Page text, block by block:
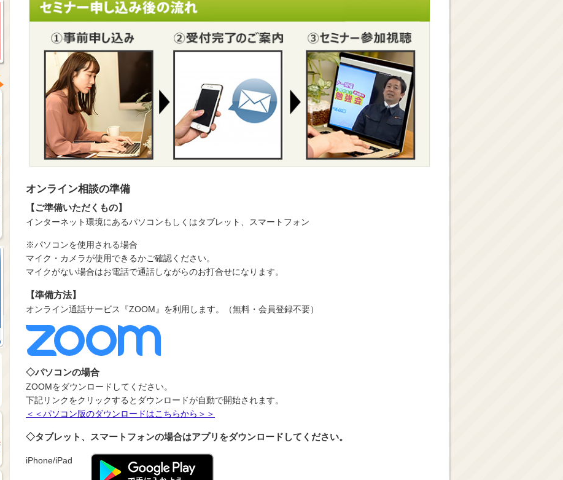
オンライン相談の準備
【ご準備いただくもの】
インターネット環境にあるパソコンもしくはタブレット、スマートフォン
※パソコンを使用される場合
マイク・カメラが使用できるかご確認ください。
マイクがない場合はお電話で通話しながらのお打合せになります。
【準備方法】
オンライン通話サービス『ZOOM』を利用します。（無料・会員登録不要）
◇パソコンの場合
ZOOMをダウンロードしてください。
下記リンクをクリックするとダウンロードが自動で開始されます。
＜＜パソコン版のダウンロードはこちらから＞＞
◇タブレット、スマートフォンの場合はアプリをダウンロードしてください。
iPhone/iPad